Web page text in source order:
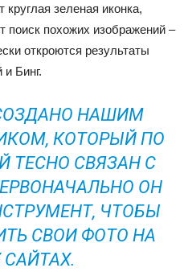
зеленая иконка,
поиск похожих изображений –
откроются результаты
и Бинг.
НАШИМ
КОТОРЫЙ ПО
ТЕСНО СВЯЗАН С
ОН
ЧТОБЫ
СВОИ ФОТО НА